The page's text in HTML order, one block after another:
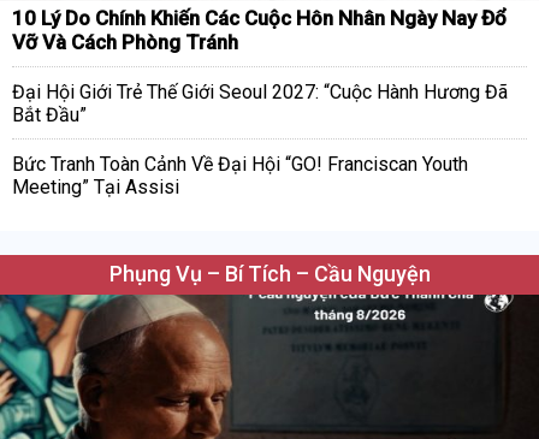
10 Lý Do Chính Khiến Các Cuộc Hôn Nhân Ngày Nay Đổ
Vỡ Và Cách Phòng Tránh
Đại Hội Giới Trẻ Thế Giới Seoul 2027: “Cuộc Hành Hương Đã
Bắt Đầu”
Bức Tranh Toàn Cảnh Về Đại Hội “GO! Franciscan Youth
Meeting” Tại Assisi
Phụng Vụ – Bí Tích – Cầu Nguyện